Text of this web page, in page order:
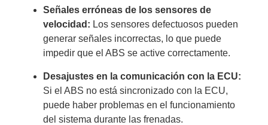
Señales erróneas de los sensores de
velocidad: Los sensores defectuosos pueden
generar señales incorrectas, lo que puede
impedir que el ABS se active correctamente.
Desajustes en la comunicación con la ECU:
Si el ABS no está sincronizado con la ECU,
puede haber problemas en el funcionamiento
del sistema durante las frenadas.